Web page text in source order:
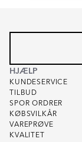
HJÆLP
KUNDESERVICE
TILBUD
SPOR ORDRER
KØBSVILKÅR
VAREPRØVE
KVALITET